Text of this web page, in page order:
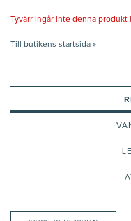
Tyvärr ingår inte denna
Till butikens startsida »